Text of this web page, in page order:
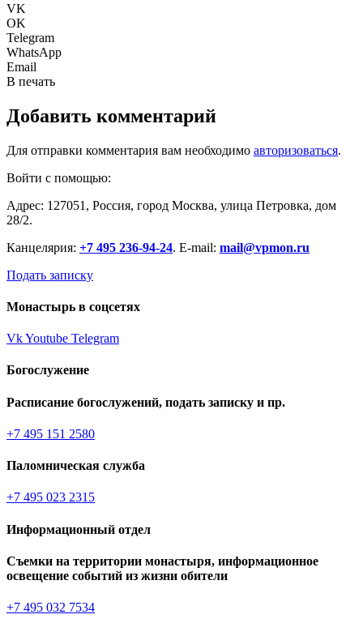
VK
OK
Telegram
WhatsApp
Email
В печать
Добавить комментарий
Для отправки комментария вам необходимо авторизоваться.
Войти с помощью:
Адрес: 127051, Россия, город Москва, улица Петровка, дом
28/2.
Канцелярия: +7 495 236-94-24. E-mail: mail@vpmon.ru
Подать записку
Монастырь в соцсетях
VkYoutube Telegram
Богослужение
Расписание богослужений, подать записку и пр.
+7 495 151 2580
Паломническая служба
+7 495 023 2315
Информационный отдел
Съемки на территории монастыря, информационное
освещение событий из жизни обители
+7 495 032 7534